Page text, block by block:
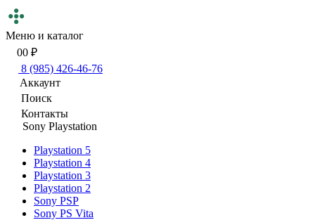
Меню и каталог
00 ₽
8 (985) 426-46-76
Аккаунт
Поиск
Контакты
Sony Playstation
Playstation 5
Playstation 4
Playstation 3
Playstation 2
Sony PSP
Sony PS Vita